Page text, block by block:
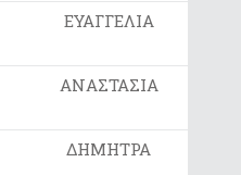
ΕΥΑΓΓΕΛΙΑ
ΑΝΑΣΤΑΣΙΑ
ΔΗΜΗΤΡΑ